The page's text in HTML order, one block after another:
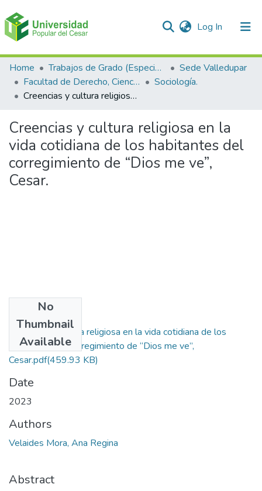
Log In (current)
Communities & Collections
All of DSpace
Home Trabajos de Grado (Especializaciones y Pregrados)
Sede Valledupar
Facultad de Derecho, Ciencias Políticas y Sociales.
Sociología.
Creencias y cultura religiosa en la vida cotidiana de los habitantes del corregimiento de “Dios me ve”, Cesar.
Creencias y cultura religiosa en la
vida cotidiana de los habitantes del
corregimiento de “Dios me ve”,
Cesar.
No
Thumbnail
Available
Creencias y cultura religiosa en la vida cotidiana de los
habitantes del corregimiento de “Dios me ve”,
Cesar.pdf(459.93 KB)
Date
2023
Authors
Velaides Mora, Ana Regina
Abstract